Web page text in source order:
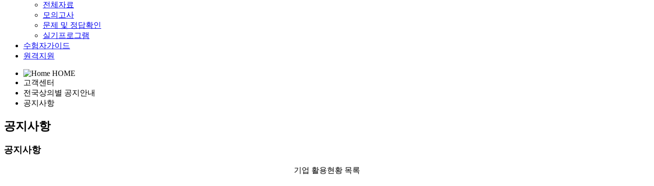
전체자료
모의고사
문제 및 정답확인
실기프로그램
수험자가이드
원격지원
HOME
고객센터
전국상의별 공지안내
공지사항
공지사항
공지사항
기업 활용현황 목록